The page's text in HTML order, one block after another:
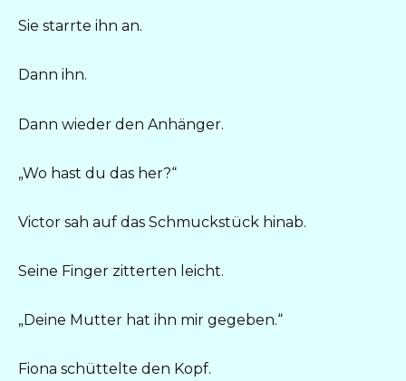
Sie starrte ihn an.
Dann ihn.
Dann wieder den Anhänger.
„Wo hast du das her?“
Victor sah auf das Schmuckstück hinab.
Seine Finger zitterten leicht.
„Deine Mutter hat ihn mir gegeben.“
Fiona schüttelte den Kopf.